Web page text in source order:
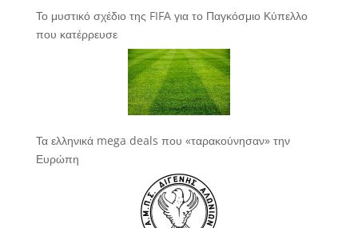
Το μυστικό σχέδιο της FIFA για το Παγκόσμιο Κύπελλο
που κατέρρευσε
Τα ελληνικά mega deals που «ταρακούνησαν» την
Ευρώπη